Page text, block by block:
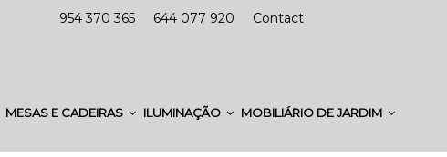
954 370 365 644 077 920 Contact
MESAS E CADEIRAS ILUMINAÇÃO MOBILIÁRIO DE JARDIM